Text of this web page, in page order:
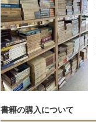
書籍の購入について